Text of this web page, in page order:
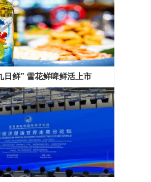
日鲜” 雪花鲜啤鲜活上市